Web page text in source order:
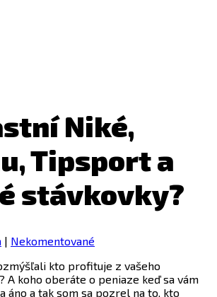
Niké,
Tipsport a
stávkovky?
| Nekomentované
kto profituje z vašeho
A koho oberáte o peniaze keď sa vám
áno a tak som sa pozrel na to, kto